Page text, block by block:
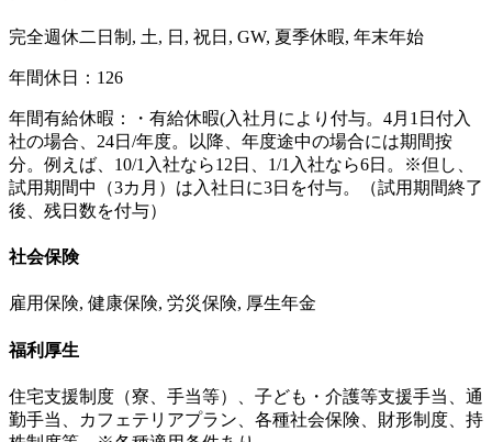
完全週休二日制, 土, 日, 祝日, GW, 夏季休暇, 年末年始
年間休日：126
年間有給休暇：・有給休暇(入社月により付与。4月1日付入
社の場合、24日/年度。以降、年度途中の場合には期間按
分。例えば、10/1入社なら12日、1/1入社なら6日。※但し、
試用期間中（3カ月）は入社日に3日を付与。（試用期間終了
後、残日数を付与）
社会保険
雇用保険, 健康保険, 労災保険, 厚生年金
福利厚生
住宅支援制度（寮、手当等）、子ども・介護等支援手当、通
勤手当、カフェテリアプラン、各種社会保険、財形制度、持